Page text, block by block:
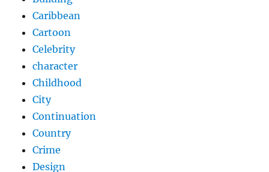
Caribbean
Cartoon
Celebrity
character
Childhood
City
Continuation
Country
Crime
Design